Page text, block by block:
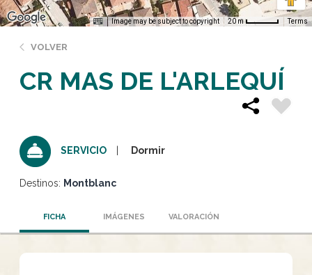
Image may be subject to copyright 20 m Terms
VOLVER
CR MAS DE L'ARLEQUÍ
SERVICIO Dormir
Destinos: Montblanc
FICHA IMÁGENES VALORACIÓN